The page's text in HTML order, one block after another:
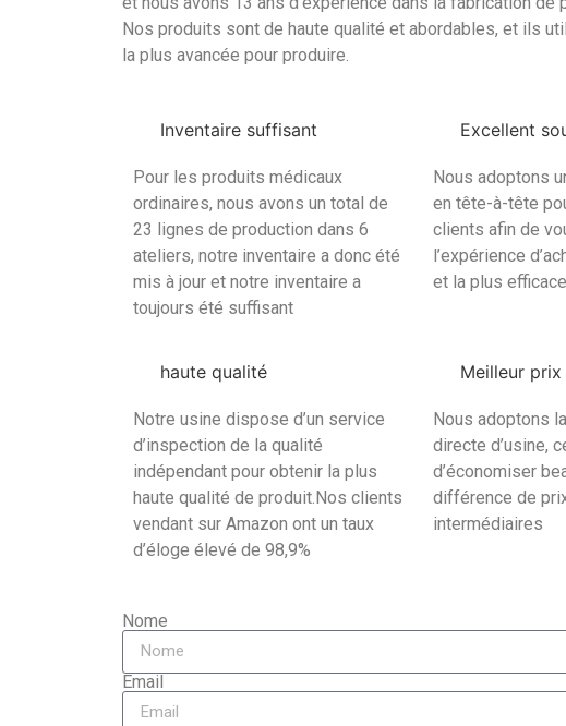
Nos produits sont de haute qualité et abordables, et ils
la plus avancée pour produire.
Inventaire suffisant
Pour les produits médicaux
ordinaires, nous avons un total de
23 lignes de production dans 6
ateliers, notre inventaire a donc été
mis à jour et notre inventaire a
toujours été suffisant
Excellent
Nous adoptons
en tête-à-tête
clients afin de
l’expérience
et la plus efficace
haute qualité
Notre usine dispose d’un service
d’inspection de la qualité
indépendant pour obtenir la plus
haute qualité de produit.Nos clients
vendant sur Amazon ont un taux
d’éloge élevé de 98,9%
Meilleur prix
Nous adoptons
directe d’usine,
d’économiser
différence de
intermédiaires
Nome
Email